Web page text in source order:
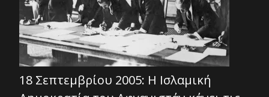
18 Σεπτεμβρίου 2005: Η Ισλαμική